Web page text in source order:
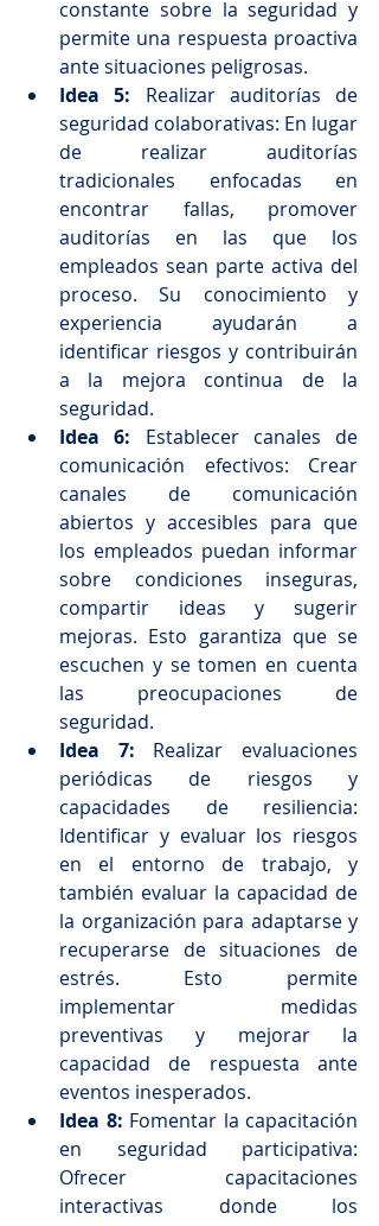
constante sobre la seguridad y
permite una respuesta proactiva
ante situaciones peligrosas.
Idea 5: Realizar auditorías de
seguridad colaborativas: En lugar
de realizar auditorías
tradicionales enfocadas en
encontrar fallas, promover
auditorías en las que los
empleados sean parte activa del
proceso. Su conocimiento y
experiencia ayudarán a
identificar riesgos y contribuirán
a la mejora continua de la
seguridad.
Idea 6: Establecer canales de
comunicación efectivos: Crear
canales de comunicación
abiertos y accesibles para que
los empleados puedan informar
sobre condiciones inseguras,
compartir ideas y sugerir
mejoras. Esto garantiza que se
escuchen y se tomen en cuenta
las preocupaciones de
seguridad.
Idea 7: Realizar evaluaciones
periódicas de riesgos y
capacidades de resiliencia:
Identificar y evaluar los riesgos
en el entorno de trabajo, y
también evaluar la capacidad de
la organización para adaptarse y
recuperarse de situaciones de
estrés. Esto permite
implementar medidas
preventivas y mejorar la
capacidad de respuesta ante
eventos inesperados.
Idea 8: Fomentar la capacitación
en seguridad participativa:
Ofrecer capacitaciones
interactivas donde los